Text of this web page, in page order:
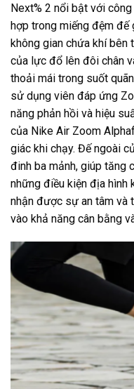
Next% 2 nổi bật với
hợp trong miếng đệm đế
không gian chứa khí bên
của lực đổ lên đôi chân
thoải mái trong suốt
sử dụng viên đáp ứng
năng phản hồi và hiệu
của Nike Air Zoom
giác khi chạy. Đế ngoài
đinh ba mảnh, giúp tăng
những điều kiện địa hình
nhận được sự an tâm và
vào khả năng cân bằng